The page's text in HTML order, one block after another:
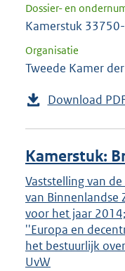
Dossier- en
Kamerstuk
Organisatie
Tweede Kamer
Download
Kamerstuk:
Vaststelling van
van Binnenlandse
voor het jaar
''Europa en
het bestuurlijk
UvW